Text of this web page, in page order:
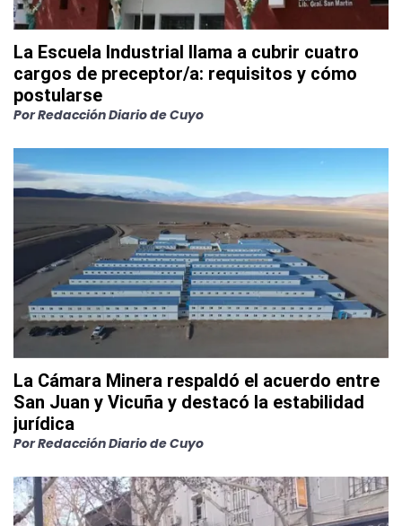
La Escuela Industrial llama a cubrir cuatro
cargos de preceptor/a: requisitos y cómo
postularse
PorRedacción Diario de Cuyo
La Cámara Minera respaldó el acuerdo entre
San Juan y Vicuña y destacó la estabilidad
jurídica
PorRedacción Diario de Cuyo